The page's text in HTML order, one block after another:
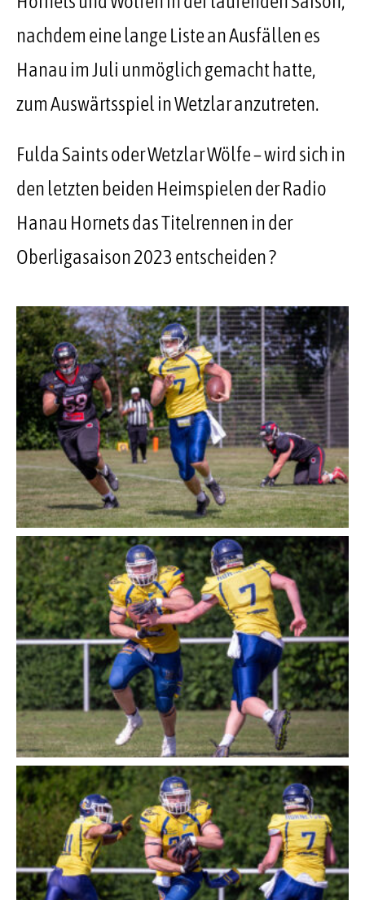
nachdem eine lange Liste an Ausfällen es
Hanau im Juli unmöglich gemacht hatte,
zum Auswärtsspiel in Wetzlar anzutreten.
Fulda Saints oder Wetzlar Wölfe – wird sich in
den letzten beiden Heimspielen der Radio
Hanau Hornets das Titelrennen in der
Oberligasaison 2023 entscheiden ?